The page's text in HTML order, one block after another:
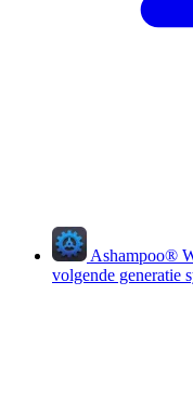
Ashampoo®
volgende generatie